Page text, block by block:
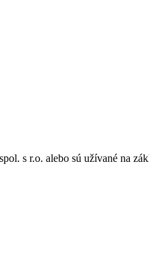
s r.o. alebo sú užívané na